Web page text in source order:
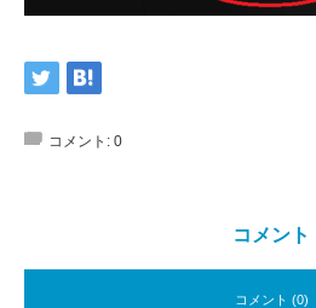
コメント: 0
コメント
コメント (0)